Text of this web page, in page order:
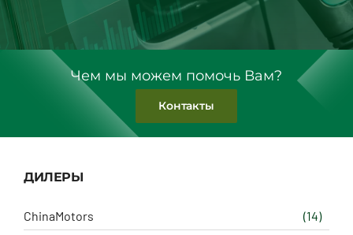
Чем мы можем помочь Вам?
Контакты
ДИЛЕРЫ
ChinaMotors (14)